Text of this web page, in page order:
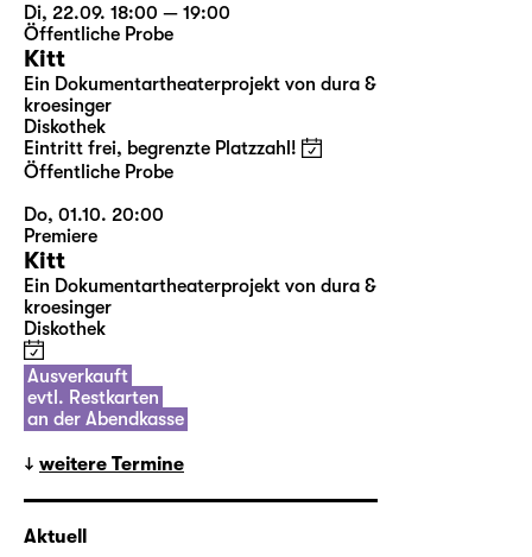
Di, 22.09. 18:00 — 19:00
Öffentliche Probe
Kitt
Ein Dokumentartheaterprojekt von dura &
kroesinger
Diskothek
Eintritt frei, begrenzte Platzzahl!
Öffentliche Probe
Do, 01.10. 20:00
Premiere
Kitt
Ein Dokumentartheaterprojekt von dura &
kroesinger
Diskothek
Ausverkauft
evtl. Restkarten
an der Abendkasse
weitere Termine
Aktuell